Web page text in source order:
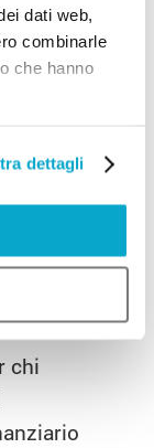
dati web,
combinarle
che hanno
dettagli
solo
queste
chi